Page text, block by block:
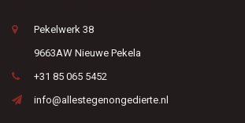
Pekelwerk 38
9663AW Nieuwe Pekela
+31 85 065 5452
info@allestegenongedierte.nl